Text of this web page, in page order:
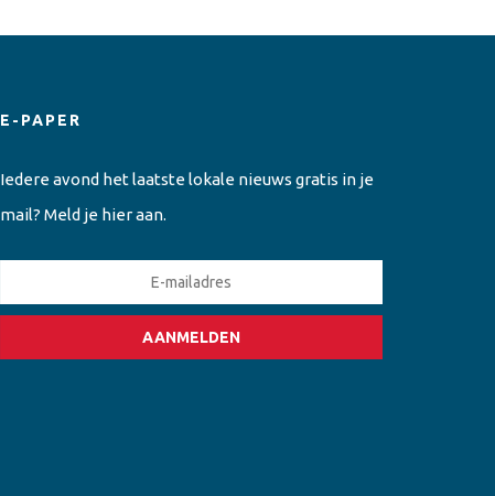
E-PAPER
Iedere avond het laatste lokale nieuws gratis in je
mail? Meld je hier aan.